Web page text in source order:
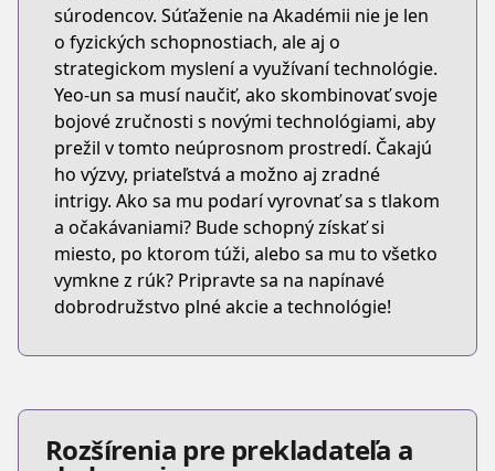
súrodencov. Súťaženie na Akadémii nie je len
o fyzických schopnostiach, ale aj o
strategickom myslení a využívaní technológie.
Yeo-un sa musí naučiť, ako skombinovať svoje
bojové zručnosti s novými technológiami, aby
prežil v tomto neúprosnom prostredí. Čakajú
ho výzvy, priateľstvá a možno aj zradné
intrigy. Ako sa mu podarí vyrovnať sa s tlakom
a očakávaniami? Bude schopný získať si
miesto, po ktorom túži, alebo sa mu to všetko
vymkne z rúk? Pripravte sa na napínavé
dobrodružstvo plné akcie a technológie!
Rozšírenia pre prekladateľa a